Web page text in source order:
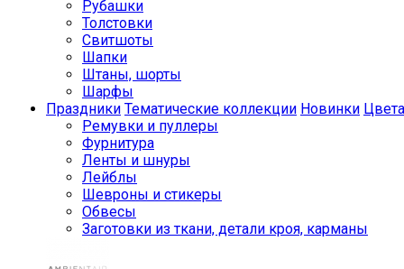
Рубашки
Толстовки
Свитшоты
Шапки
Штаны, шорты
Шарфы
Праздники Тематические коллекции Новинки Цвета
Ремувки и пуллеры
Фурнитура
Ленты и шнуры
Лейблы
Шевроны и стикеры
Обвесы
Заготовки из ткани, детали кроя, карманы